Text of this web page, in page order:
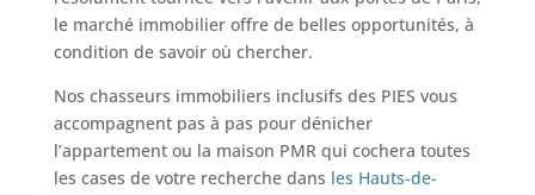
le marché immobilier offre de belles opportunités, à
condition de savoir où chercher.
Nos chasseurs immobiliers inclusifs des PIES vous
accompagnent pas à pas pour dénicher
l’appartement ou la maison PMR qui cochera toutes
les cases de votre recherche dans les Hauts-de-